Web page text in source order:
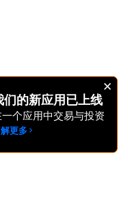
们的新应用已上线
个应用中交易与投资
更多